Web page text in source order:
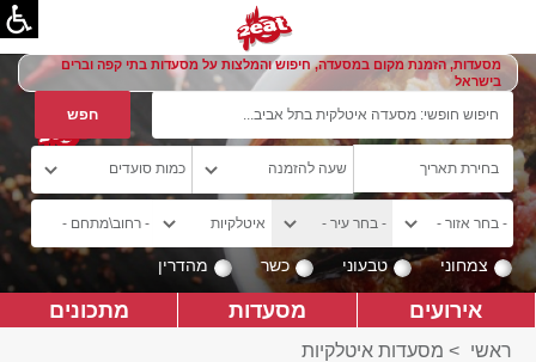
מסעדות, הזמנת מקום במסעדה, חיפוש והמלצות על מסעדות בתי קפה וברים
בישראל
צמחוני טבעוני כשר מהדרין
אירועים מסעדות מתכונים
ראשי > מסעדות איטלקיות